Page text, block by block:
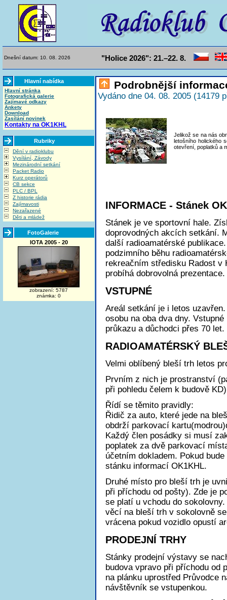
Dnešní datum: 10. 08. 2026 "Holice 2026": 21.–22. 8.
Hlavní nabídka
Hlavní stránka
Fotografická galerie
Zajímavé odkazy
Ankety
Download
Zasílání novinek
Kontakty na OK1KHL
Rubriky
Dění v radioklubu
Vysílání, Závody
Mezinárodní setkání
Packet Radio
Kurz operátorů
CB sekce
PLC / BPL
Z historie rádia
Zajímavosti
Nezařazené
Děti a mládež
FotoGalerie
IOTA 2005 - 20
zobrazení: 5787
známka: 0
Podrobnější
Vydáno dne 04. 08. 2005 (14179
Jelikož se na nás
letošního holického
otevření, poplatků a
INFORMACE - Stánek
Stánek je ve sportovní hale.
doprovodných akcích setkání.
další radioamatérské
podzimního běhu
rekreačním středisku Radost v
probíhá dobrovolná prezentace.
VSTUPNÉ
Areál setkání je i letos
osobu na oba dva dny.
průkazu a důchodci přes 70 let.
RADIOAMATÉRSKÝ
Velmi oblíbený bleší trh letos
Prvním z nich je prostranství
při pohledu čelem k budově
Řídí se těmito pravidly:
Řidič za auto, které jede na
obdrží parkovací
Každý člen posádky si musí
poplatek za dvě parkovací
účetním dokladem. Pokud
stánku informací OK1KHL.
Druhé místo pro bleší trh je
při příchodu od pošty). Zde je
se platí u vchodu do
věcí na bleší trh v sokolovně
vrácena pokud vozidlo opustí
PRODEJNÍ TRHY
Stánky prodejní výstavy se
budova vpravo při příchodu od
na plánku uprostřed Průvodce
návštěvník se vstupenkou.